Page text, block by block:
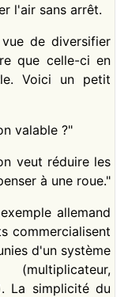
l'air sans arrêt.
de diversifier
que celle-ci en
Voici un petit
valable ?"
veut réduire les
à une roue."
allemand
commercialisent
d'un système
La simplicité du